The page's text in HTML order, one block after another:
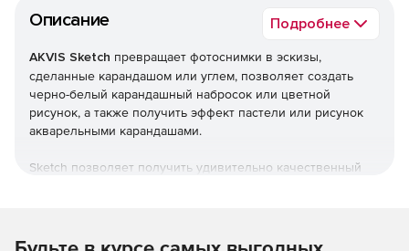
Описание Подробнее
AKVIS Sketch превращает фотоснимки в эскизы,
сделанные карандашом или углем, позволяет создать
черно-белый карандашный набросок или цветной
рисунок, а также получить эффект пастели или рисунок
акварельными карандашами.
Sketch позволяет получить удивительно качественный